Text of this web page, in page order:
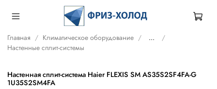
Главная Климатическое оборудование
...
Настенные сплит-системы
Настенная сплит-система Haier FLEXIS SM AS35S2SF4FA-G
1U35S2SM4FA